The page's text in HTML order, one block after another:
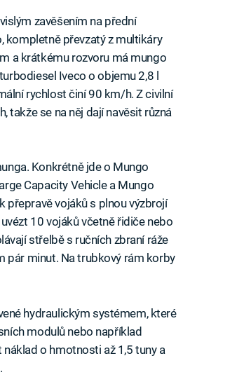
zavěšením na přední
kompletně převzatý z multikáry
a krátkému rozvoru má mungo
Iveco o objemu 2,8 l
rychlost činí 90 km/h. Z civilní
takže se na něj dají navěsit různá
Konkrétně jde o Mungo
Capacity Vehicle a Mungo
přepravě vojáků s plnou výzbrojí
10 vojáků včetně řidiče nebo
střelbě s ručních zbraní ráže
pár minut. Na trubkový rám korby
hydraulickým systémem, které
modulů nebo například
o hmotnosti až 1,5 tuny a